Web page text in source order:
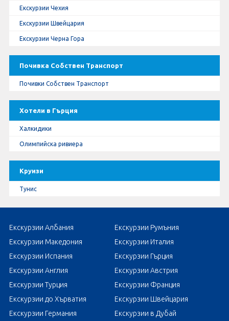
Екскурзии Чехия
Екскурзии Швейцария
Екскурзии Черна Гора
Почивка Собствен Транспорт
Почивки Собствен Транспорт
Хотели в Гърция
Халкидики
Олимпийска ривиера
Круизи
Тунис
Екскурзии Албания
Екскурзии Румъния
Екскурзии Македония
Екскурзии Италия
Екскурзии Испания
Екскурзии Гърция
Екскурзии Англия
Екскурзии Австрия
Екскурзии Турция
Екскурзии Франция
Екскурзии до Хърватия
Екскурзии Швейцария
Екскурзии Германия
Екскурзии в Дубай